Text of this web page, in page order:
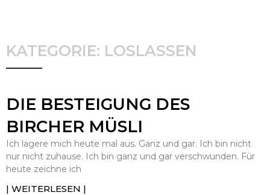
KATEGORIE: LOSLASSEN
DIE BESTEIGUNG DES
BIRCHER MÜSLI
Ich lagere mich heute mal aus. Ganz und gar. Ich bin nicht
nur nicht zuhause. Ich bin ganz und gar verschwunden. Für
heute zeichne ich
| WEITERLESEN |